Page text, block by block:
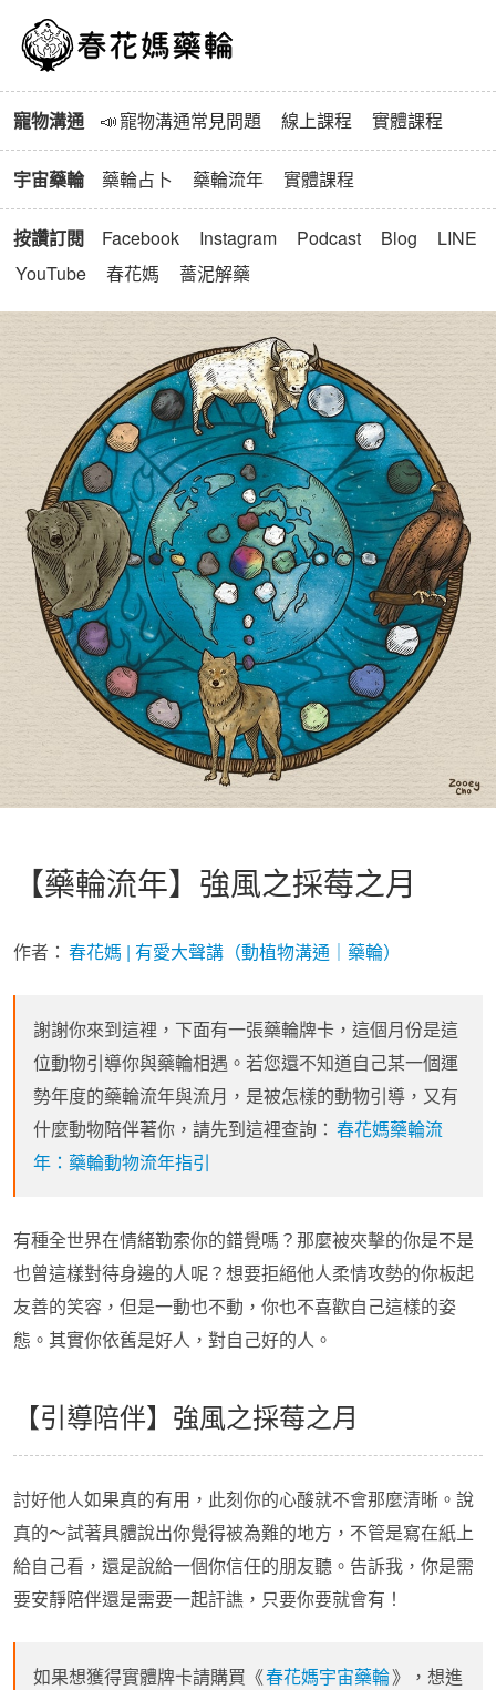
寵物溝通 📣寵物溝通常見問題 線上課程 實體課程
宇宙藥輪 藥輪占卜 藥輪流年 實體課程
按讚訂閱 Facebook Instagram Podcast Blog
LINE
YouTube
春花媽 薔泥解藥
【藥輪流年】強風之採莓之月
作者： 春花媽 | 有愛大聲講（動植物溝通｜藥輪）
謝謝你來到這裡，下面有一張藥輪牌卡，這個月份是這
位動物引導你與藥輪相遇。若您還不知道自己某一個運
勢年度的藥輪流年與流月，是被怎樣的動物引導，又有
什麼動物陪伴著你，請先到這裡查詢： 春花媽藥輪流
年：藥輪動物流年指引
有種全世界在情緒勒索你的錯覺嗎？那麼被夾擊的你是不是
也曾這樣對待身邊的人呢？想要拒絕他人柔情攻勢的你板起
友善的笑容，但是一動也不動，你也不喜歡自己這樣的姿
態。其實你依舊是好人，對自己好的人。
【引導陪伴】強風之採莓之月
討好他人如果真的有用，此刻你的心酸就不會那麼清晰。說
真的～試著具體說出你覺得被為難的地方，不管是寫在紙上
給自己看，還是說給一個你信任的朋友聽。告訴我，你是需
要安靜陪伴還是需要一起訐譙，只要你要就會有！
如果想獲得實體牌卡請購買《春花媽宇宙藥輪》，想進